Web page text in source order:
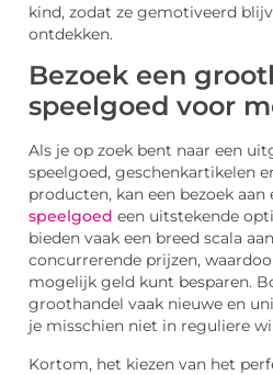
kind, zodat ze gemotiveerd
ontdekken.
Bezoek een
speelgoed voor
Als je op zoek bent naar een
speelgoed, geschenkartikelen
producten, kan een bezoek aan
speelgoed een uitstekende
bieden vaak een breed scala
concurrerende prijzen,
mogelijk geld kunt besparen.
groothandel vaak nieuwe en
je misschien niet in reguliere
Kortom, het kiezen van het